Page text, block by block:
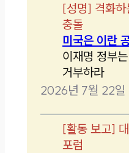
[성명] 격화
충돌
미국은 이란
이재명 정부
거부하라
2026년 7월 22일
[활동 보고]
포럼